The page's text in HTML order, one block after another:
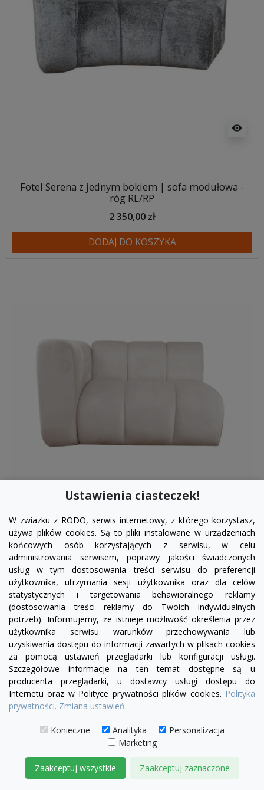
visibility
Fotel Serena z jednym bokiem | sofa modułowa -
róg RL/RP
2 350,00 zł
DODAJ DO KOSZYKA
Fotel Serena bez boku | sofa modułowa - element
prosty SL/SP
1 780,00 zł
DODAJ DO KOSZYKA
Ustawienia ciasteczek!
W zwiazku z RODO, serwis internetowy, z którego korzystasz,
używa plików cookies. Są to pliki instalowane w urządzeniach
końcowych osób korzystających z serwisu, w celu
administrowania serwisem, poprawy jakości świadczonych
usług w tym dostosowania treści serwisu do preferencji
użytkownika, utrzymania sesji użytkownika oraz dla celów
statystycznych i targetowania behawioralnego reklamy
(dostosowania treści reklamy do Twoich indywidualnych
potrzeb). Informujemy, że istnieje możliwość określenia przez
użytkownika serwisu warunków przechowywania lub
uzyskiwania dostępu do informacji zawartych w plikach cookies
za pomocą ustawień przeglądarki lub konfiguracji usługi.
Szczegółowe informacje na ten temat dostępne są u
producenta przeglądarki, u dostawcy usługi dostępu do
Internetu oraz w Polityce prywatności plików cookies. Polityka
prywatności. Zmiana ustawień.
Konieczne Analityka
Personalizacja
Marketing
Zaakceptuj wszystkie Zaakceptuj zaznaczone